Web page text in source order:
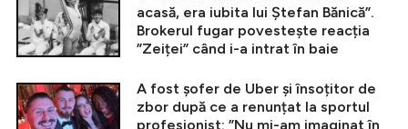
acasă, era iubita lui Ștefan Bănică”.
Brokerul fugar povestește reacția
”Zeiței” când i-a intrat în baie
A fost șofer de Uber și însoțitor de
zbor după ce a renunțat la sportul
profesionist: ”Nu mi-am imaginat în